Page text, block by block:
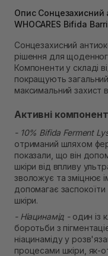
В наявності
Самовивіз м.
Самовивіз м.
В наявності
Самовивіз м.
Екватор)
В наявності
Опис
WHOCARES Bifida
Сонцезахисний
рішення для
Компоненти у складі
покращують
максимальний захист
Активні
- 10% Bifida Ferment
отриманий шляхом
показали, що він
шкіри від впливу
зволожує та зміцнює
допомагає
шкіри.
- Ніацинамід -один із
боротьби з
ніацинаміду у
процесами шкіри, як-